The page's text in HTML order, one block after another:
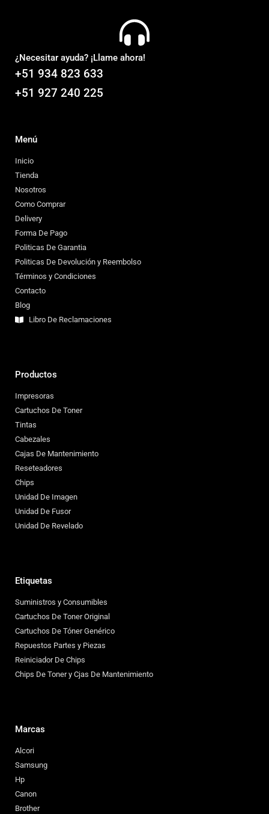
¿Necesitar ayuda? ¡Llame ahora!
+51 934 823 633
+51 927 240 225
Menú
Inicio
Tienda
Nosotros
Como Comprar
Delivery
Forma De Pago
Politicas De Garantia
Politicas De Devolución y Reembolso
Términos y Condiciones
Contacto
Blog
Libro De Reclamaciones
Productos
Impresoras
Cartuchos De Toner
Tintas
Cabezales
Cajas De Mantenimiento
Reseteadores
Chips
Unidad De Imagen
Unidad De Fusor
Unidad De Revelado
Etiquetas
Suministros y Consumibles
Cartuchos De Toner Original
Cartuchos De Tóner Genérico
Repuestos Partes y Piezas
Reiniciador De Chips
Chips De Toner y Cjas De Mantenimiento
Marcas
Alcori
Samsung
Hp
Canon
Brother